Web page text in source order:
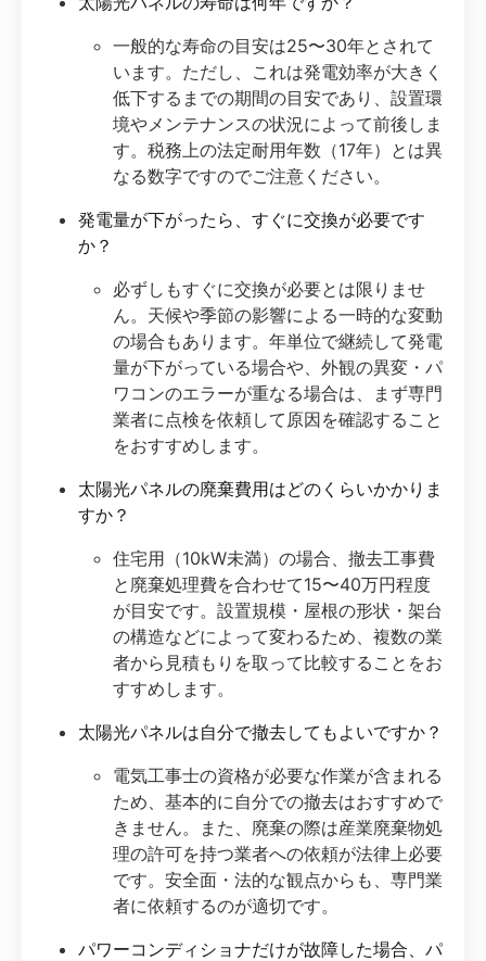
一般的な寿命の目安は25〜30年とされて
います。ただし、これは発電効率が大きく
低下するまでの期間の目安であり、設置環
境やメンテナンスの状況によって前後しま
す。税務上の法定耐用年数（17年）とは異
なる数字ですのでご注意ください。
発電量が下がったら、すぐに交換が必要です
か？
必ずしもすぐに交換が必要とは限りませ
ん。天候や季節の影響による一時的な変動
の場合もあります。年単位で継続して発電
量が下がっている場合や、外観の異変・パ
ワコンのエラーが重なる場合は、まず専門
業者に点検を依頼して原因を確認すること
をおすすめします。
太陽光パネルの廃棄費用はどのくらいかかりま
すか？
住宅用（10kW未満）の場合、撤去工事費
と廃棄処理費を合わせて15〜40万円程度
が目安です。設置規模・屋根の形状・架台
の構造などによって変わるため、複数の業
者から見積もりを取って比較することをお
すすめします。
太陽光パネルは自分で撤去してもよいですか？
電気工事士の資格が必要な作業が含まれる
ため、基本的に自分での撤去はおすすめで
きません。また、廃棄の際は産業廃棄物処
理の許可を持つ業者への依頼が法律上必要
です。安全面・法的な観点からも、専門業
者に依頼するのが適切です。
パワーコンディショナだけが故障した場合、パ